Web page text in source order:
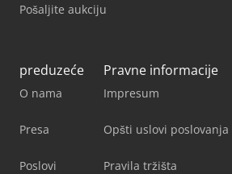
Pošaljite aukciju
preduzeće
O nama
Presa
Poslovi
Pravne informacije
Impresum
Opšti uslovi poslovanja
Pravila tržišta